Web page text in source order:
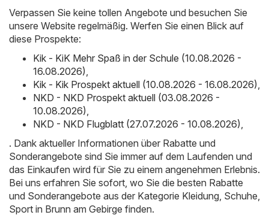
Verpassen Sie keine tollen Angebote und besuchen Sie
unsere Website regelmäßig. Werfen Sie einen Blick auf
diese Prospekte:
Kik - KiK Mehr Spaß in der Schule (10.08.2026 -
16.08.2026)
Kik - Kik Prospekt aktuell (10.08.2026 - 16.08.2026)
NKD - NKD Prospekt aktuell (03.08.2026 -
10.08.2026)
NKD - NKD Flugblatt (27.07.2026 - 10.08.2026)
. Dank aktueller Informationen über Rabatte und
Sonderangebote sind Sie immer auf dem Laufenden und
das Einkaufen wird für Sie zu einem angenehmen Erlebnis.
Bei uns erfahren Sie sofort, wo Sie die besten Rabatte
und Sonderangebote aus der Kategorie Kleidung, Schuhe,
Sport in Brunn am Gebirge finden.